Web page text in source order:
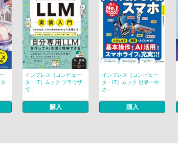
インプレス［コンピュー
タ・IT］ムック ブラウザ
で...
購入
インプレス［コンピュー
タ・IT］ムック 世界一や
さ...
購入